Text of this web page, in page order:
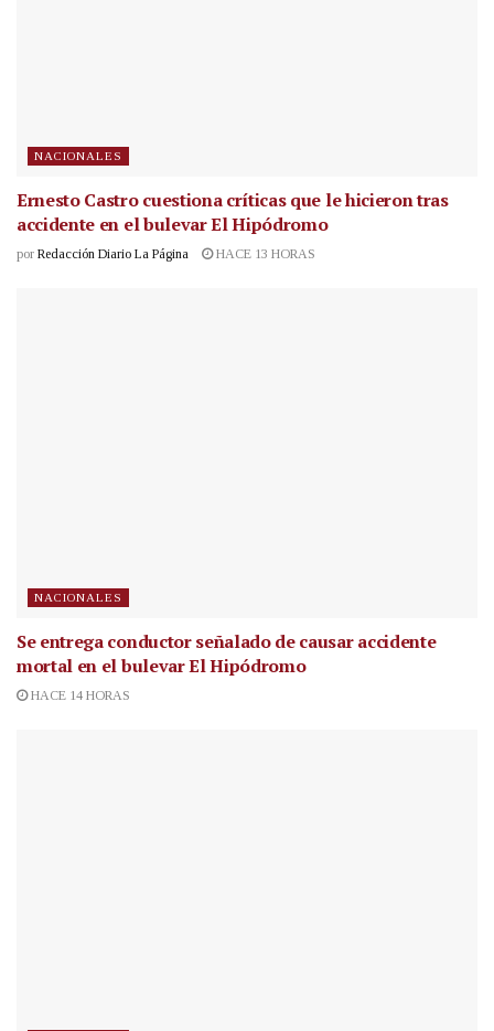
NACIONALES
Ernesto Castro cuestiona críticas que le hicieron tras
accidente en el bulevar El Hipódromo
por Redacción Diario La Página HACE 13 HORAS
NACIONALES
Se entrega conductor señalado de causar accidente
mortal en el bulevar El Hipódromo
HACE 14 HORAS